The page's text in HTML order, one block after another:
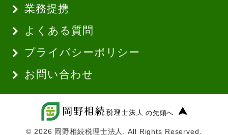
業務提携
よくある質問
プライバシーポリシー
お問い合わせ
の先頭へ
© 2026 岡野相続税理士法人. All Rights Reserved.